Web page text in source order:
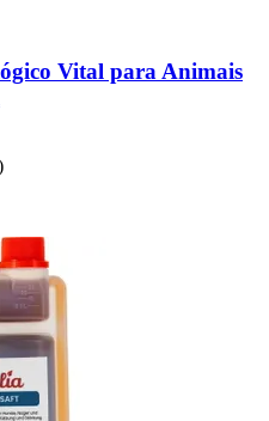
Vital para Animais